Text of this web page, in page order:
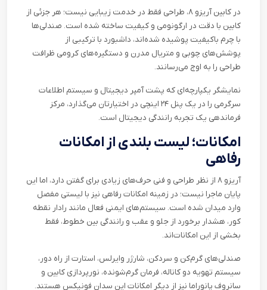
در کابین آریزو ۸، طراحی فقط در خدمت زیبایی نیست؛ هر جزئی از
کابین با دقت در ارگونومی و کیفیت ساخته شده است. صندلی‌ها
با چرم باکیفیت پوشیده شده‌اند، داشبورد با ترکیبی از
پوشش‌های چوبی و متریال مدرن و دستگیره‌های کرومی ظرافت
طراحی را به اوج می‌رسانند.
نمایشگر یکپارچه‌ای که پشت آمپر دیجیتال و سیستم اطلاعات
سرگرمی را در یک پنل ۲۴ اینچی در اختیارتان می‌گذارد، مرکز
فرماندهی یک تجربه رانندگی دیجیتال است.
امکانات؛ لیست بلندی از امکانات
رفاهی
آریزو ۸ از نظر طراحی و فنی حرف‌های زیادی برای گفتن دارد، اما این
پایان ماجرا نیست؛ در زمینه امکانات رفاهی نیز با لیستی مفصل
وارد میدان شده است. سیستم‌های ایمنی فعال مانند رادار نقطه
کور، هشدار برخورد از جلو و عقب و رانندگی بین خطوط، فقط
بخشی از این امکانات‌اند.
صندلی‌های گرم‌کن و سرد‌کن، شارژر وایرلس، استارت از راه دور،
سیستم تهویه دو کاناله، فرمان گرم‌شونده، نورپردازی کابین و
سانروف پانوراما نیز از دیگر امکانات این سدان فونیکس هستند.